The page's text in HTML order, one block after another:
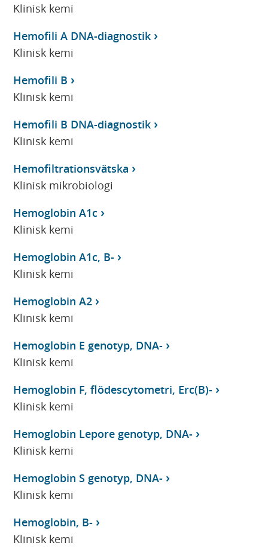
Klinisk kemi
Hemofili A DNA-diagnostik
Klinisk kemi
Hemofili B
Klinisk kemi
Hemofili B DNA-diagnostik
Klinisk kemi
Hemofiltrationsvätska
Klinisk mikrobiologi
Hemoglobin A1c
Klinisk kemi
Hemoglobin A1c, B-
Klinisk kemi
Hemoglobin A2
Klinisk kemi
Hemoglobin E genotyp, DNA-
Klinisk kemi
Hemoglobin F, flödescytometri, Erc(B)-
Klinisk kemi
Hemoglobin Lepore genotyp, DNA-
Klinisk kemi
Hemoglobin S genotyp, DNA-
Klinisk kemi
Hemoglobin, B-
Klinisk kemi